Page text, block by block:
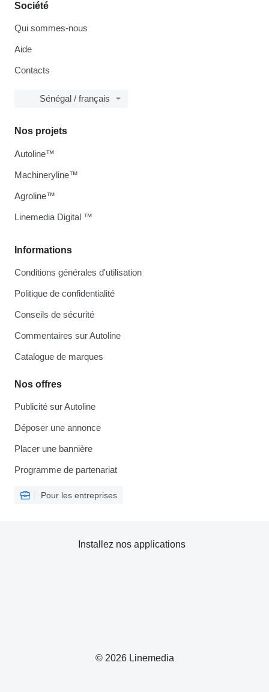
Société
Qui sommes-nous
Aide
Contacts
Sénégal / français
Informations
Conditions générales d'utilisation
Politique de confidentialité
Conseils de sécurité
Commentaires sur Autoline
Catalogue de marques
Nos offres
Publicité sur Autoline
Déposer une annonce
Placer une bannière
Programme de partenariat
Pour les entreprises
Nos projets
Autoline™
Machineryline™
Agroline™
Linemedia Digital ™
© 2026 Linemedia
Installez nos applications